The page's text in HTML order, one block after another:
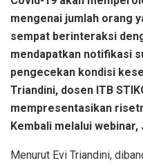
mengenai jumlah orang
sempat berinteraksi
mendapatkan notifikasi
pengecekan kondisi
Triandini, dosen ITB
mempresentasikan
Kembali melalui
Menurut Evi Triandini,